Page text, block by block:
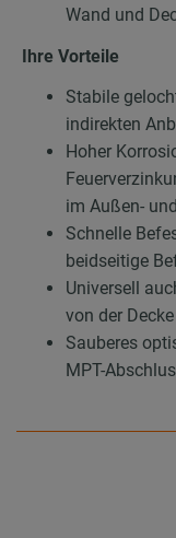
Wand und
Ihre Vorteile
Stabile
indirekten
Hoher
im Außen-
Schnelle
beidseitige
Universell
von der
Sauberes
MPT-